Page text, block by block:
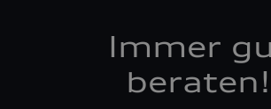
Immer
beraten!